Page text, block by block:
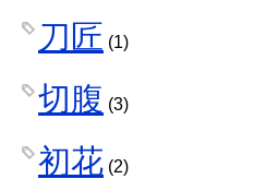
刀匠 (1)
切腹 (3)
初花 (2)